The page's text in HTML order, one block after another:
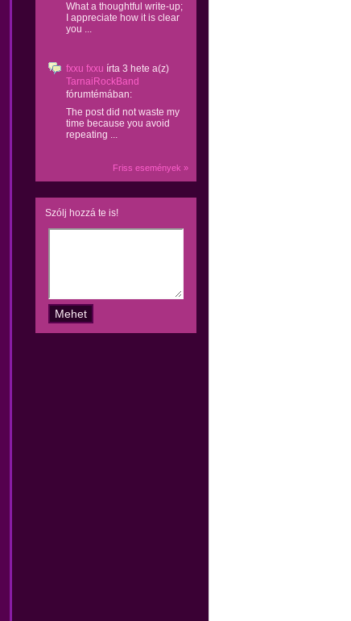
What a thoughtful write-up;
I appreciate how it is clear
you ...
fxxu fxxu írta 3 hete a(z)
TarnaiRockBand
fórumtémában:
The post did not waste my
time because you avoid
repeating ...
Friss események »
Szólj hozzá te is!